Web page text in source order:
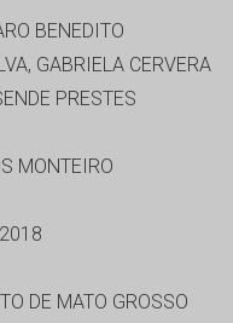
BENEDITO
GABRIELA CERVERA
PRESTES
MONTEIRO
DE MATO GROSSO